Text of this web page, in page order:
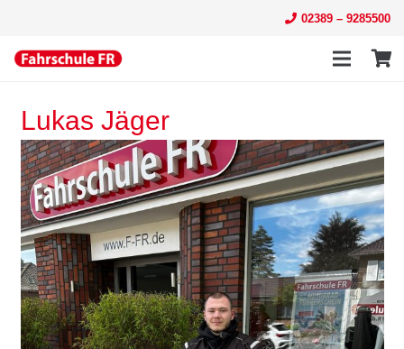
02389 – 9285500
Lukas Jäger